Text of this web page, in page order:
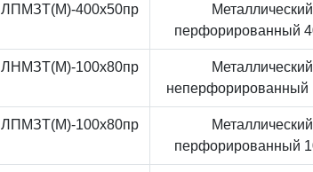
ЛПМЗТ(М)-400x50пр
перфорированный
ЛНМЗТ(М)-100x80пр
неперфорированный
ЛПМЗТ(М)-100x80пр
перфорированный